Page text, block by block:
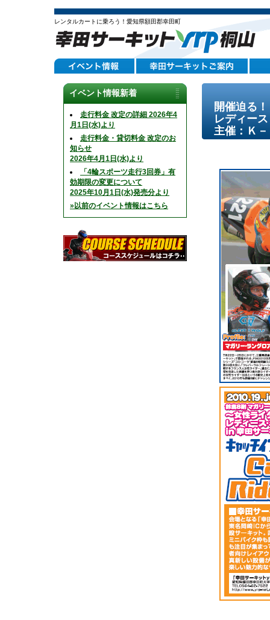
レンタルカートに乗ろう！愛知県額田郡幸田町
開催迫る
レディー
主催：Ｋ
イベント情報新着
走行料金 改定の詳細 2026年4
月1日(水)より
走行料金・貸切料金 改定のお
知らせ
2026年4月1日(水)より
「4輪スポーツ走行3回券」有
効期限の変更について
2025年10月1日(水)発売分より
»以前のイベント情報はこちら